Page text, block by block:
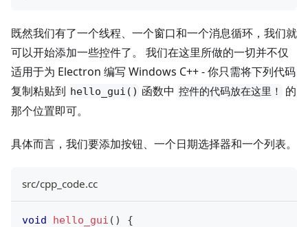
既然我们有了一个线程、一个窗口和一个消息循环，我们就
可以开始添加一些控件了。 我们在这里所做的一切并不仅
适用于为 Electron 编写 Windows C++ - 你只需将下列代码
复制粘贴到 hello_gui() 函数中 控件的代码放在这里！
的
那个位置即可。
具体而言，我们要添加按钮、一个日期选择器和一个列表。
src/cpp_code.cc
void hello_gui ( )
{